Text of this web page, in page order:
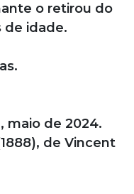
o retirou do
de idade.
maio de 2024.
de Vincent